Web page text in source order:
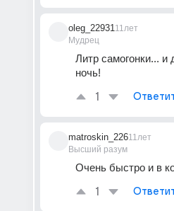
oleg_22931
Мудрец
11лет
Литр самогонки...
ночь!
1
matroskin_226
Высший разум
11лет
Очень быстро и в
1